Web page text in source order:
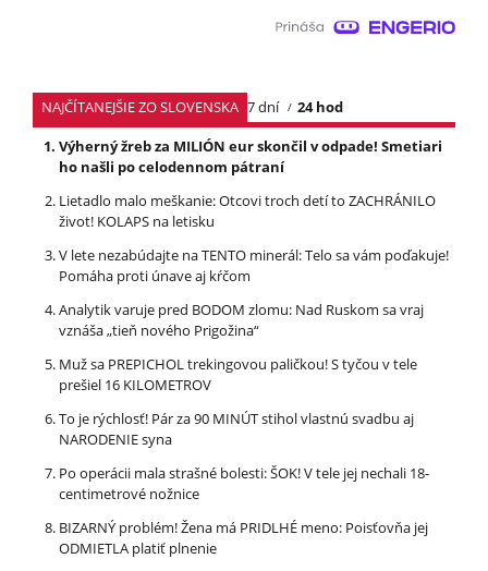
NAJČÍTANEJŠIE ZO SLOVENSKA 7 dní
24 hod
Výherný žreb za MILIÓN eur skončil v odpade! Smetiari
ho našli po celodennom pátraní
Lietadlo malo meškanie: Otcovi troch detí to ZACHRÁNILO
život! KOLAPS na letisku
V lete nezabúdajte na TENTO minerál: Telo sa vám poďakuje!
Pomáha proti únave aj kŕčom
Analytik varuje pred BODOM zlomu: Nad Ruskom sa vraj
vznáša „tieň nového Prigožina“
Muž sa PREPICHOL trekingovou paličkou! S tyčou v tele
prešiel 16 KILOMETROV
To je rýchlosť! Pár za 90 MINÚT stihol vlastnú svadbu aj
NARODENIE syna
Po operácii mala strašné bolesti: ŠOK! V tele jej nechali 18-
centimetrové nožnice
BIZARNÝ problém! Žena má PRIDLHÉ meno: Poisťovňa jej
ODMIETLA platiť plnenie